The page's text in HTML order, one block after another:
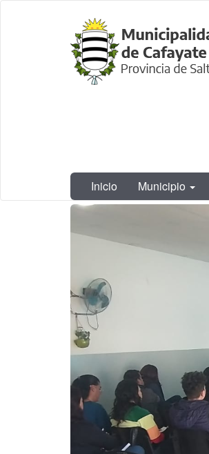
Municipalidad
de Cafayate,
Salta
Inicio Municipio
Contenido
principal